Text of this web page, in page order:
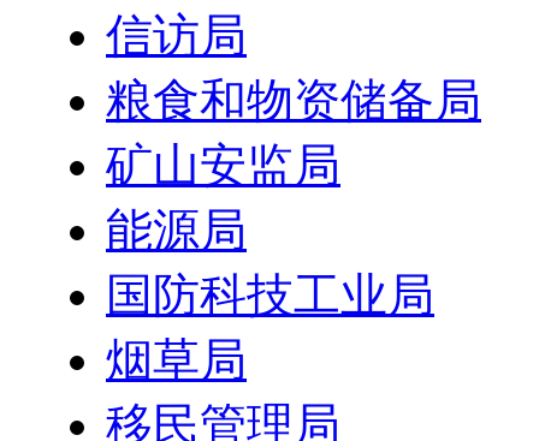
信访局
粮食和物资储备局
矿山安监局
能源局
国防科技工业局
烟草局
移民管理局